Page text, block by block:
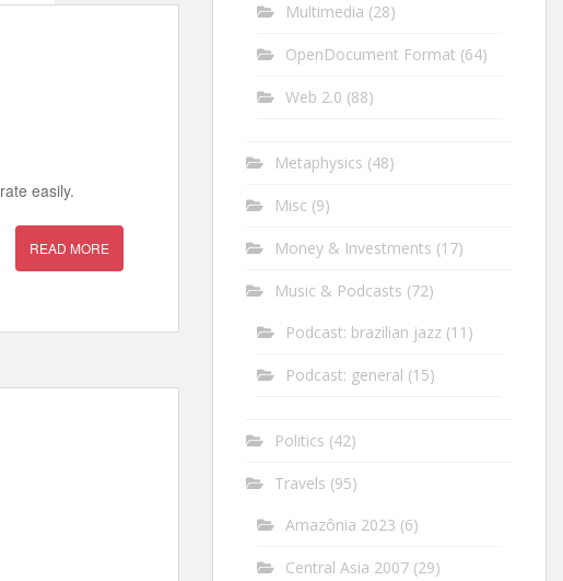
easily.
READ MORE
Multimedia (28)
OpenDocument Format (64)
Web 2.0 (88)
Metaphysics (48)
Misc (9)
Money & Investments (17)
Music & Podcasts (72)
Podcast: brazilian jazz (11)
Podcast: general (15)
Politics (42)
Travels (95)
Amazônia 2023 (6)
Central Asia 2007 (29)